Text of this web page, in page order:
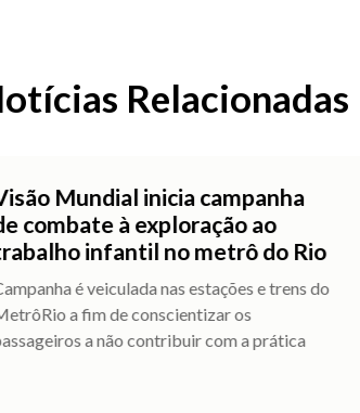
Relacionadas
Mundial inicia campanha
combate à exploração ao
infantil no metrô do Rio
é veiculada nas estações e trens do
a fim de conscientizar os
a não contribuir com a prática